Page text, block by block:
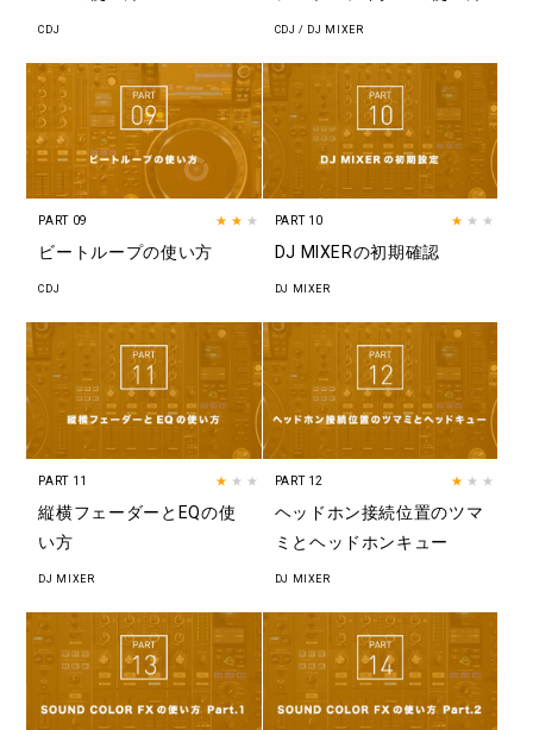
CDJ CDJ / DJ MIXER
PART 09 ★★ ★
ビートループの使い方
CDJ
PART 10 ★ ★★
DJ MIXERの初期確認
DJ MIXER
PART 11 ★ ★★
縦横フェーダーとEQの使
い方
DJ MIXER
PART 12 ★ ★★
ヘッドホン接続位置のツマ
ミとヘッドホンキュー
DJ MIXER